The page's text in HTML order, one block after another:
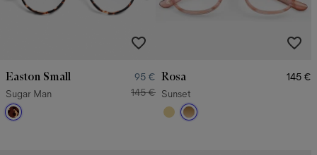
Easton Small
95 €
Sugar Man
145 €
Rosa
145 €
Sunset